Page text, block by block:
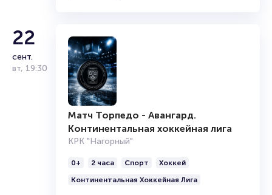
22
сент.
вт, 19:30
Матч Торпедо - Авангард.
Континентальная хоккейная лига
КРК "Нагорный"
0+ 2 часа Спорт
Хоккей
Континентальная Хоккейная Лига